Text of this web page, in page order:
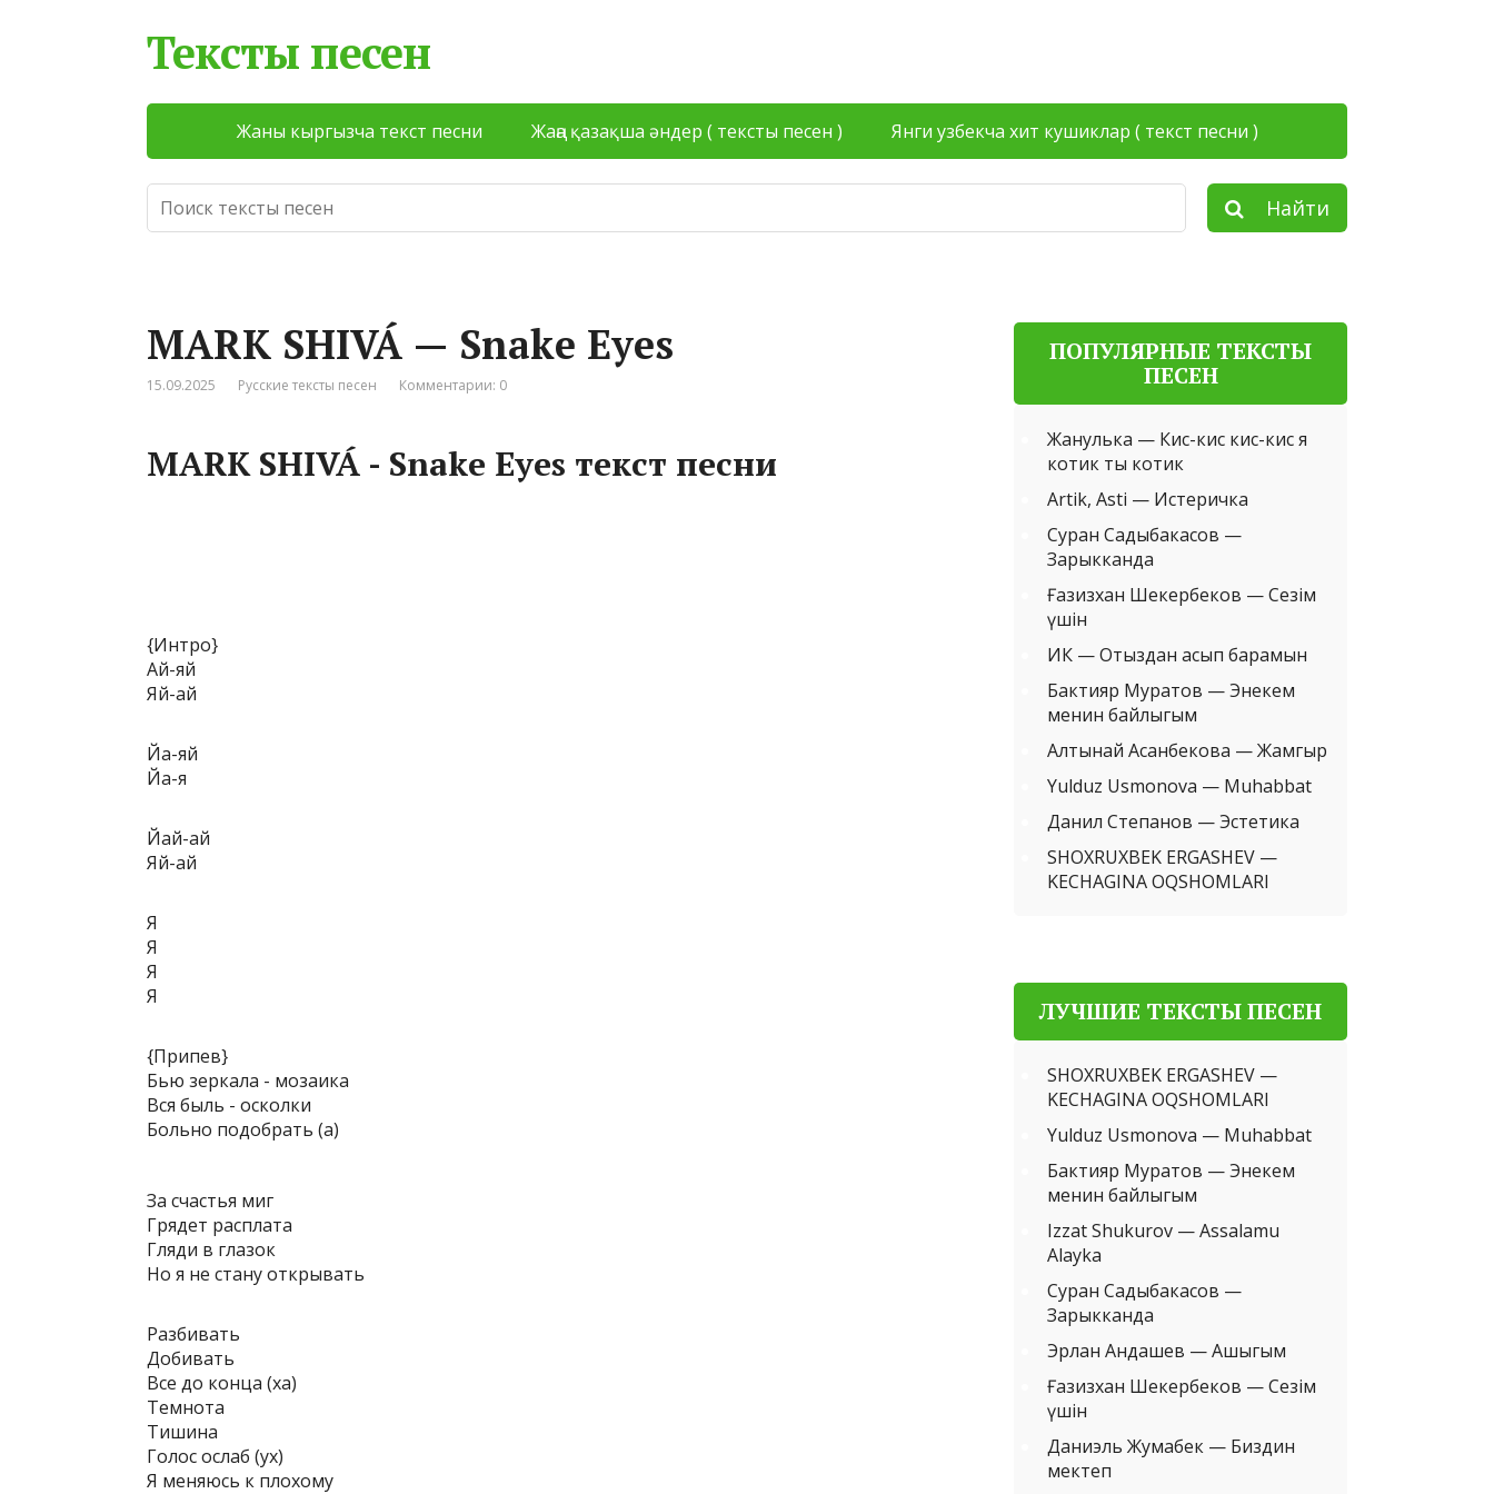
Тексты песен
Жаны кыргызча текст песни Жаңа қазақша әндер ( тексты песен ) Янги узбекча хит кушиклар ( текст песни )
Найти
МАRК SНIVÁ — Snаkе Еyеs
15.09.2025 Русские тексты песен Комментарии: 0
МАRК SНIVÁ - Snаkе Еyеs текст песни
{Интро}
Ай-яй
Яй-ай
Йа-яй
Йа-я
Йай-ай
Яй-ай
Я
Я
Я
Я
{Припев}
Бью зеркала - мозаика
Вся быль - осколки
Больно подобрать (а)
За счастья миг
Грядет расплата
Гляди в глазок
Но я не стану открывать
Разбивать
Добивать
Все до конца (ха)
Темнота
Тишина
Голос ослаб (ух)
Я меняюсь к плохому
ПОПУЛЯРНЫЕ ТЕКСТЫ
ПЕСЕН
Жанулька — Кис-кис кис-кис я
котик ты котик
Artik, Asti — Истеричка
Суран Садыбакасов —
Зарыкканда
Ғазизхан Шекербеков — Сезім
үшін
ИК — Отыздан асып барамын
Бактияр Муратов — Энекем
менин байлыгым
Алтынай Асанбекова — Жамгыр
Yulduz Usmonova — Muhabbat
Данил Степанов — Эстетика
SHOXRUXBEK ERGASHEV —
KECHAGINA OQSHOMLARI
ЛУЧШИЕ ТЕКСТЫ ПЕСЕН
SHOXRUXBEK ERGASHEV —
KECHAGINA OQSHOMLARI
Yulduz Usmonova — Muhabbat
Бактияр Муратов — Энекем
менин байлыгым
Izzat Shukurov — Assalamu
Alayka
Суран Садыбакасов —
Зарыкканда
Эрлан Андашев — Ашыгым
Ғазизхан Шекербеков — Сезім
үшін
Даниэль Жумабек — Биздин
мектеп